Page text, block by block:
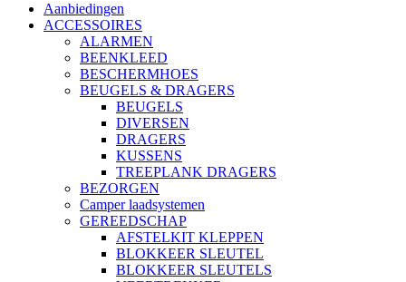
Aanbiedingen
ACCESSOIRES
ALARMEN
BEENKLEED
BESCHERMHOES
BEUGELS & DRAGERS
BEUGELS
DIVERSEN
DRAGERS
KUSSENS
TREEPLANK DRAGERS
BEZORGEN
Camper laadsystemen
GEREEDSCHAP
AFSTELKIT KLEPPEN
BLOKKEER SLEUTEL
BLOKKEER SLEUTELS